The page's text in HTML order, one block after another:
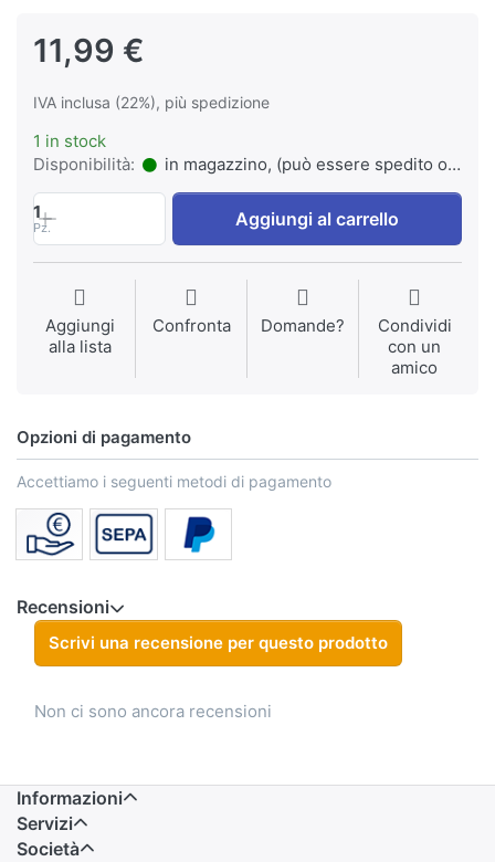
11,99 €
IVA inclusa (22%), più spedizione
1 in stock
Disponibilità:
in magazzino, (può essere spedito o ritirato)
1
Pz. Aggiungi al carrello
Aggiungi
alla lista
Confronta Domande?
Condividi
con un
amico
Opzioni di pagamento
Accettiamo i seguenti metodi di pagamento
Recensioni
Scrivi una recensione per questo prodotto
Non ci sono ancora recensioni
Informazioni
Servizi
Società